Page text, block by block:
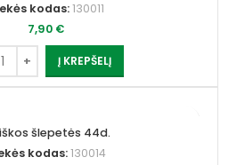
kodas:130011
7,90 €
Į KREPŠELĮ
šlepetės 44d.
kodas:130014